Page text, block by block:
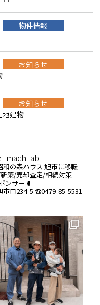
物件情報
お知らせ
お知らせ
建物
和の森ハウス 旭市に移転
築/売却査定/相続対策
ンサー🥊
ロ234-5 ☎️0479-85-5531